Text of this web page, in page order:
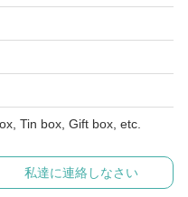
Tin box, Gift box, etc.
私達に連絡しなさい